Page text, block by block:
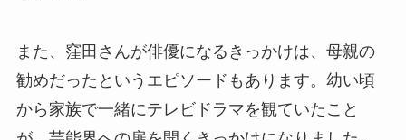
また、窪田さんが俳優になるきっかけは、母親の
勧めだったというエピソードもあります。幼い頃
から家族で一緒にテレビドラマを観ていたこと